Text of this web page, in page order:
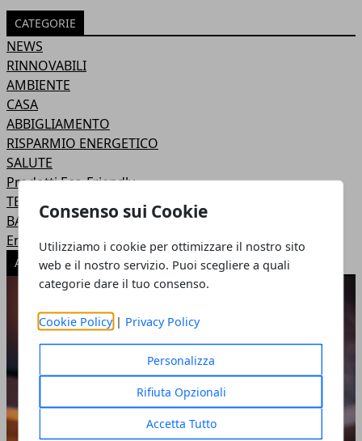
Consenso sui Cookie
Utilizziamo i cookie per ottimizzare il nostro sito
web e il nostro servizio. Puoi scegliere a quali
categorie dare il tuo consenso.
Cookie Policy | Privacy Policy
Personalizza
Rifiuta Opzionali
Accetta Tutto
CATEGORIE
NEWS
RINNOVABILI
AMBIENTE
CASA
ABBIGLIAMENTO
RISPARMIO ENERGETICO
SALUTE
Prodotti Eco-Friendly
TERRITORIO
BAMBINI
Energia nucleare
ARTICOLI POPOLARI